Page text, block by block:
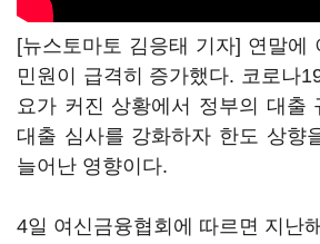
[뉴스토마토 김응태 기자] 연말에
민원이 급격히 증가했다. 코로나
요가 커진 상황에서 정부의 대출
대출 심사를 강화하자 한도 상향
늘어난 영향이다.
4일 여신금융협회에 따르면 지난